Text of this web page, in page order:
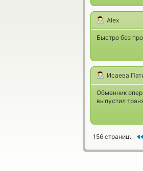
Alex
Быстро без
Исаева
Обменник
выпустил
156 страниц: